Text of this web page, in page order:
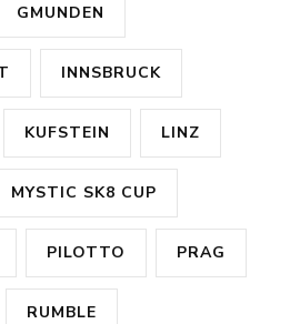
GMUNDEN
INNSBRUCK
KUFSTEIN LINZ
MYSTIC SK8 CUP
PILOTTO PRAG
RUMBLE